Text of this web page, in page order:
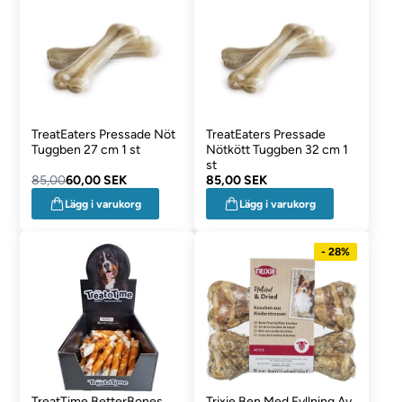
TreatEaters Pressade Nöt
Tuggben 27 cm 1 st
85,0060,00 SEK
Lägg i varukorg
TreatEaters Pressade
Nötkött Tuggben 32 cm 1
st
85,00 SEK
Lägg i varukorg
- 28%